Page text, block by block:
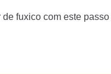
fuxico com este